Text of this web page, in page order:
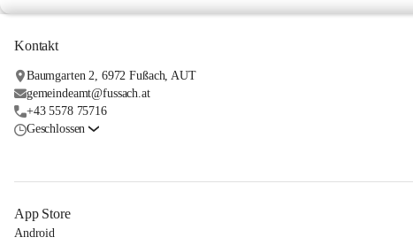
Kontakt
Baumgarten 2, 6972 Fußach, AUT
gemeindeamt@fussach.at
+43 5578 75716
Geschlossen
App Store
Android